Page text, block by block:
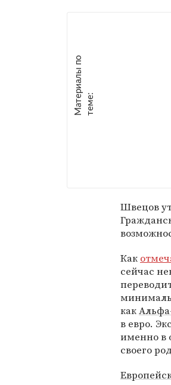
М
а
т е
р
и
а
л
ы
п
о
т
е
м
е :
Швецов
Как
сейчас
как
в евро.
именно в
своего